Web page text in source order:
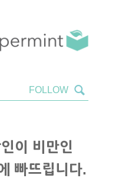
이 비만인
빠뜨립니다.